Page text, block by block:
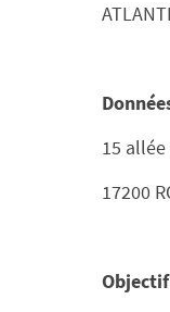
15
17200